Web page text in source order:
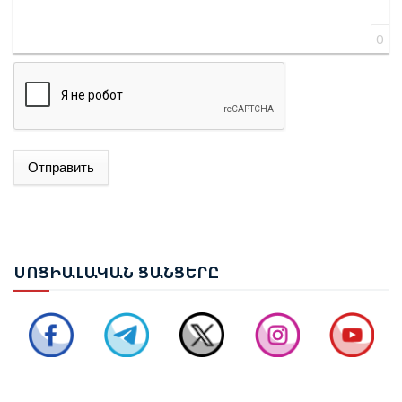
0
Отправить
ՍՈՑԻԱԼԱԿԱՆ ՑԱՆՑԵՐԸ
ԱԴՐԲԵՋԱՆԻ ԱԳ ՆԱԽԱՐԱՐ ՋԵՅՀՈՒՆ ԲԱՅՐԱՄՈՎԸ
ԵՐԵՎԱՆՈՒՄ ԿԱՅԱՑԵԼ Է ԱՆԻԻ ԿԱՄՐՋԻ
ՎԵՐԱԿԱՆԳՆՄԱՆ ՀԱՐՑԵՐՈՎ ՀԱՅԱՍՏԱՆ-ԹՈՒՐՔԻԱ